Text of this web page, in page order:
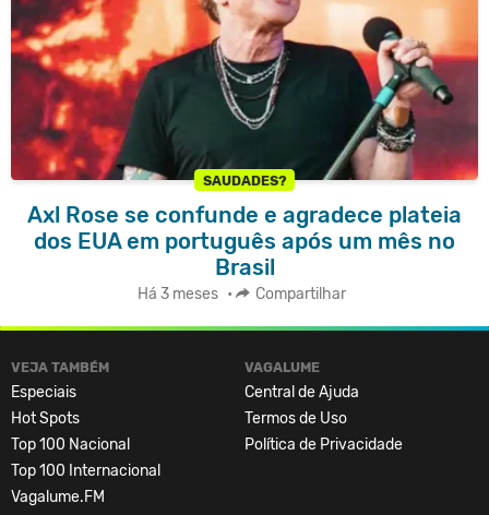
SAUDADES?
Axl Rose se confunde e agradece plateia
dos EUA em português após um mês no
Brasil
Há 3 meses • Compartilhar
VEJA TAMBÉM
Especiais
Hot Spots
Top 100 Nacional
Top 100 Internacional
Vagalume.FM
VAGALUME
Central de Ajuda
Termos de Uso
Política de Privacidade